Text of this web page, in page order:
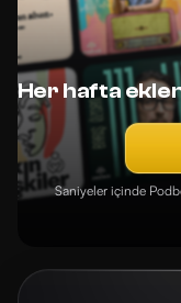
Her hafta
Saniyeler içinde